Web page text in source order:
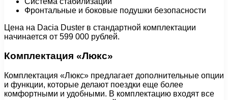
Фронтальные и боковые подушки безопасности
Цена на Dacia Duster в стандартной комплектации
начинается от 599 000 рублей.
Комплектация «Люкс»
Комплектация «Люкс» предлагает дополнительные опции
и функции, которые делают поездки еще более
комфортными и удобными. В комплектацию входят все